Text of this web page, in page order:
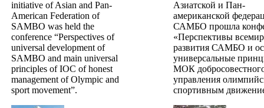
initiative of Asian and Pan-
American Federation of
SAMBO was held the
conference “Perspectives of
universal development of
SAMBO and main universal
principles of IOC of honest
management of Olympic and
sport movement”.
Азиатской и Пан-
американской
САМБО прошла
«Перспективы
развития САМБО и
универсальные
МОК
управления
спортивным